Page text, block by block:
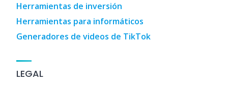
Herramientas de inversión
Herramientas para informáticos
Generadores de videos de TikTok
LEGAL